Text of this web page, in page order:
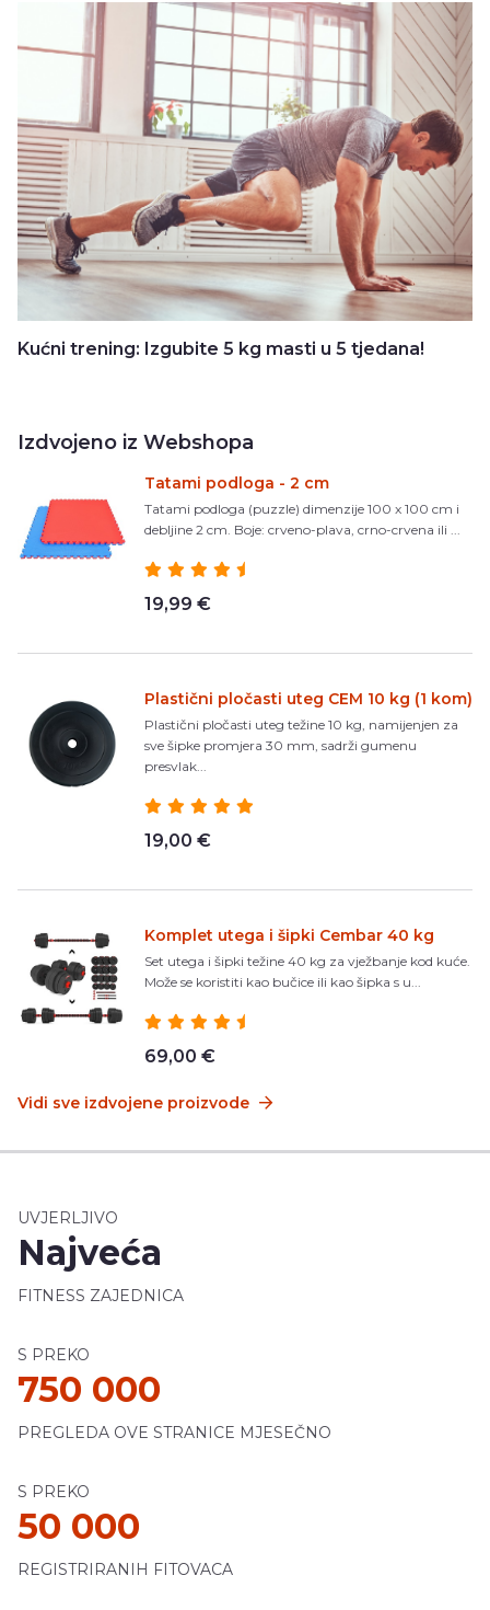
Kućni trening: Izgubite 5 kg masti u 5 tjedana!
Izdvojeno iz Webshopa
Tatami podloga - 2 cm
Tatami podloga (puzzle) dimenzije 100 x 100 cm i
debljine 2 cm. Boje: crveno-plava, crno-crvena ili ...
19,99 €
Plastični pločasti uteg CEM 10 kg (1 kom)
Plastični pločasti uteg težine 10 kg, namijenjen za
sve šipke promjera 30 mm, sadrži gumenu
presvlak...
19,00 €
Komplet utega i šipki Cembar 40 kg
Set utega i šipki težine 40 kg za vježbanje kod kuće.
Može se koristiti kao bučice ili kao šipka s u...
69,00 €
Vidi sve izdvojene proizvode
UVJERLJIVO
Najveća
FITNESS ZAJEDNICA
S PREKO
750 000
PREGLEDA OVE STRANICE MJESEČNO
S PREKO
50 000
REGISTRIRANIH FITOVACA